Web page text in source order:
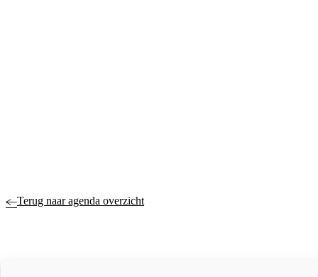
Terug naar agenda overzicht